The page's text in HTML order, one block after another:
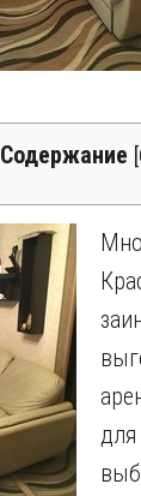
Содержание [